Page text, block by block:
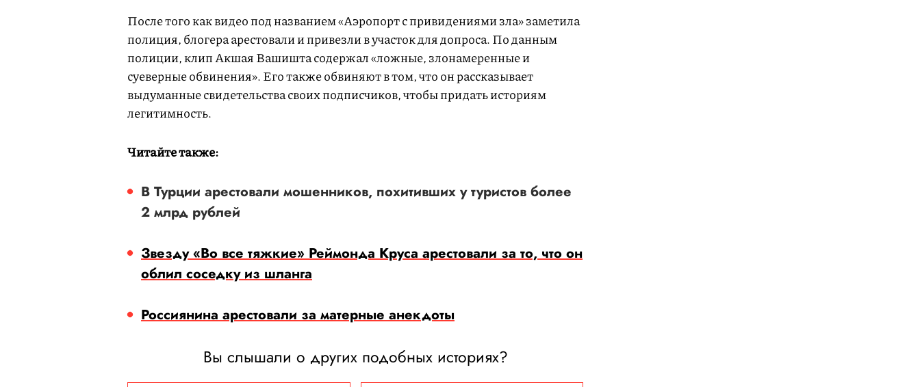
После того как видео под названием «Аэропорт с привидениями зла» заметила
полиция, блогера арестовали и привезли в участок для допроса. По данным
полиции, клип Акшая Вашишта содержал «ложные, злонамеренные и
суеверные обвинения». Его также обвиняют в том, что он рассказывает
выдуманные свидетельства своих подписчиков, чтобы придать историям
легитимность.
Читайте также:
В Турции арестовали мошенников, похитивших у туристов более
2 млрд рублей
Звезду «Во все тяжкие» Реймонда Круса арестовали за то, что он
облил соседку из шланга
Россиянина арестовали за матерные анекдоты
Вы слышали о других подобных историях?